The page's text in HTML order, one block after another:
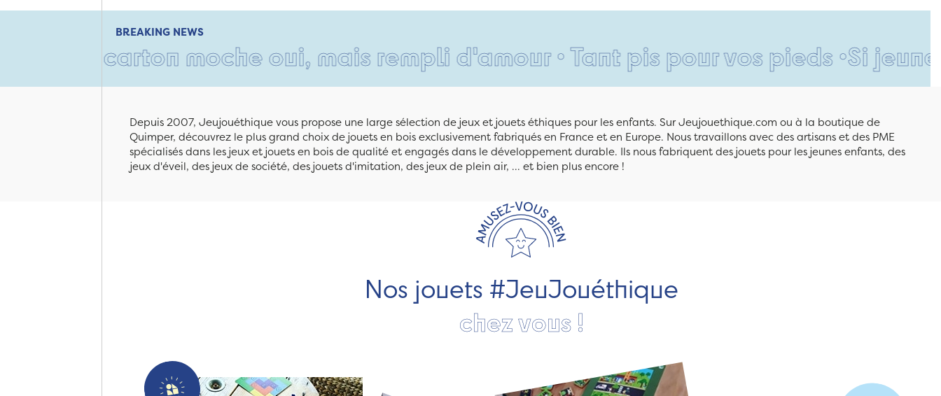
BREAKING NEWS
moche oui, mais rempli d'amour • Tant pis pour vos pieds •Si jeune et déjà
Depuis 2007, Jeujouéthique vous propose une large sélection de jeux et jouets éthiques pour les enfants. Sur Jeujouethique.com ou à la boutique de
Quimper, découvrez le plus grand choix de jouets en bois exclusivement fabriqués en France et en Europe. Nous travaillons avec des artisans et des PME
spécialisés dans les jeux et jouets en bois de qualité et engagés dans le développement durable. Ils nous fabriquent des jouets pour les jeunes enfants, des
jeux d'éveil, des jeux de société, des jouets d'imitation, des jeux de plein air, ... et bien plus encore !
Nos jouets #JeuJouéthique
chez vous !